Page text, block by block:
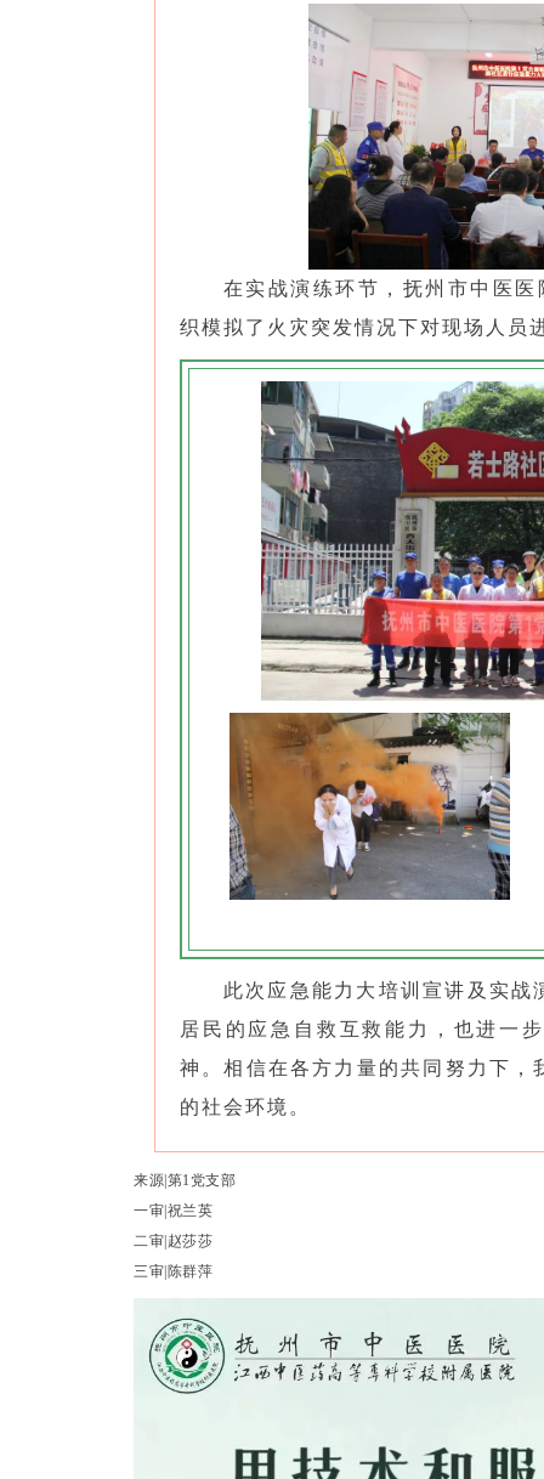
在实战演练环节，抚州市中医
织模拟了火灾突发情况下对现场人员
此次应急能力大培训宣讲及实
居民的应急自救互救能力，也进一
神。相信在各方力量的共同努力下
的社会环境。
来源|第1党支部
一审|祝兰英
二审|赵莎莎
三审|陈群萍